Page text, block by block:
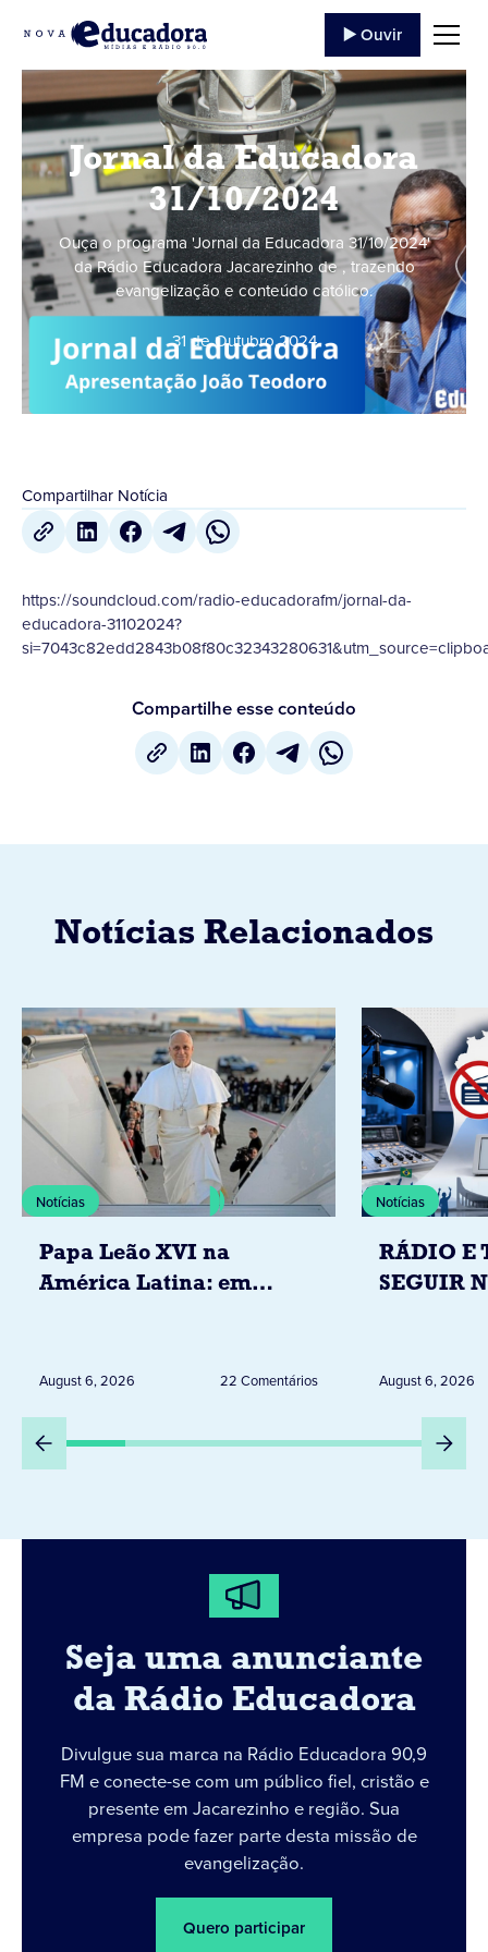
▶️ Ouvir
Jornal da Educadora
31/10/2024
Ouça o programa 'Jornal da Educadora 31/10/2024'
da Rádio Educadora Jacarezinho de , trazendo
evangelização e conteúdo católico.
31 de Outubro,2024
Compartilhar Notícia
https://soundcloud.com/radio-educadorafm/jornal-da-
educadora-31102024?
Compartilhe esse conteúdo
Notícias Relacionados
Notícias
Papa Leão XVI na
América Latina: em
Peru
August 6, 2026 22 Comentários
Notícias
RÁDIO E
SEGUIR
DESTA
August 6, 2026
Seja uma anunciante
da Rádio Educadora
Divulgue sua marca na Rádio Educadora 90,9
FM e conecte-se com um público fiel, cristão e
presente em Jacarezinho e região. Sua
empresa pode fazer parte desta missão de
evangelização.
Quero participar